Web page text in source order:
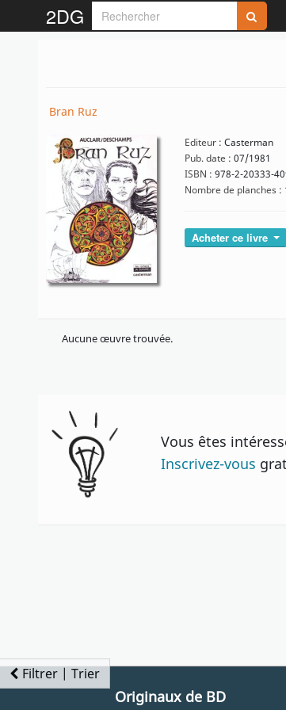
2DG
Bran Ruz
Editeur : Casterman
Pub. date : 07/1981
ISBN : 978-2-20333-
Nombre de planches :
Acheter ce livre
Filtrer | Trier
Aucune œuvre trouvée.
Vous êtes
Inscrivez-vous
Originaux de BD